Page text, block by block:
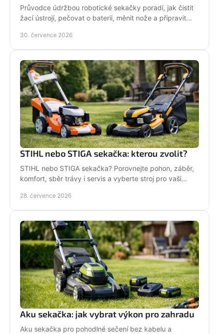
Průvodce údržbou robotické sekačky poradí, jak čistit
žací ústrojí, pečovat o baterii, měnit nože a připravit
30. července 2026
STIHL nebo STIGA sekačka: kterou zvolit?
STIHL nebo STIGA sekačka? Porovnejte pohon, záběr,
komfort, sběr trávy i servis a vyberte stroj pro vaši
28. července 2026
Aku sekačka: jak vybrat výkon pro zahradu
Aku sekačka pro pohodlné sečení bez kabelu a